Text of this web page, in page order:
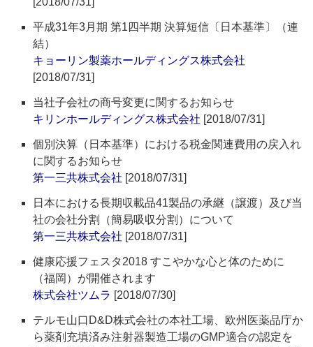
平成31年3月期 第1四半期 決算短信〔日本基準〕（連
結）
キョーリン製薬ホールディングス株式会社
[2018/07/31]
当社子会社の商号変更に関するお知らせ
キリンホールディングス株式会社 [2018/07/31]
個別決算（日本基準）における税金関連費用の戻入れ
に関するお知らせ
第一三共株式会社 [2018/07/31]
日本における長期収載品41製品の承継（譲渡）及び当
社の会社分割（簡易吸収分割）について
第一三共株式会社 [2018/07/31]
健康応援フェスタ2018 すこやかな心と体のために
（福岡）が開催されます
株式会社ツムラ [2018/07/30]
テルモ山口D&D株式会社の本社工場、欧州医薬品庁か
ら薬剤充填済み注射器製造工場のGMP適合の認定を